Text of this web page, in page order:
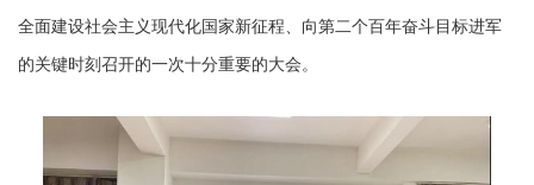
全面建设社会主义现代化国家新征程、向第二个百年奋斗目标进军
的关键时刻召开的一次十分重要的大会。